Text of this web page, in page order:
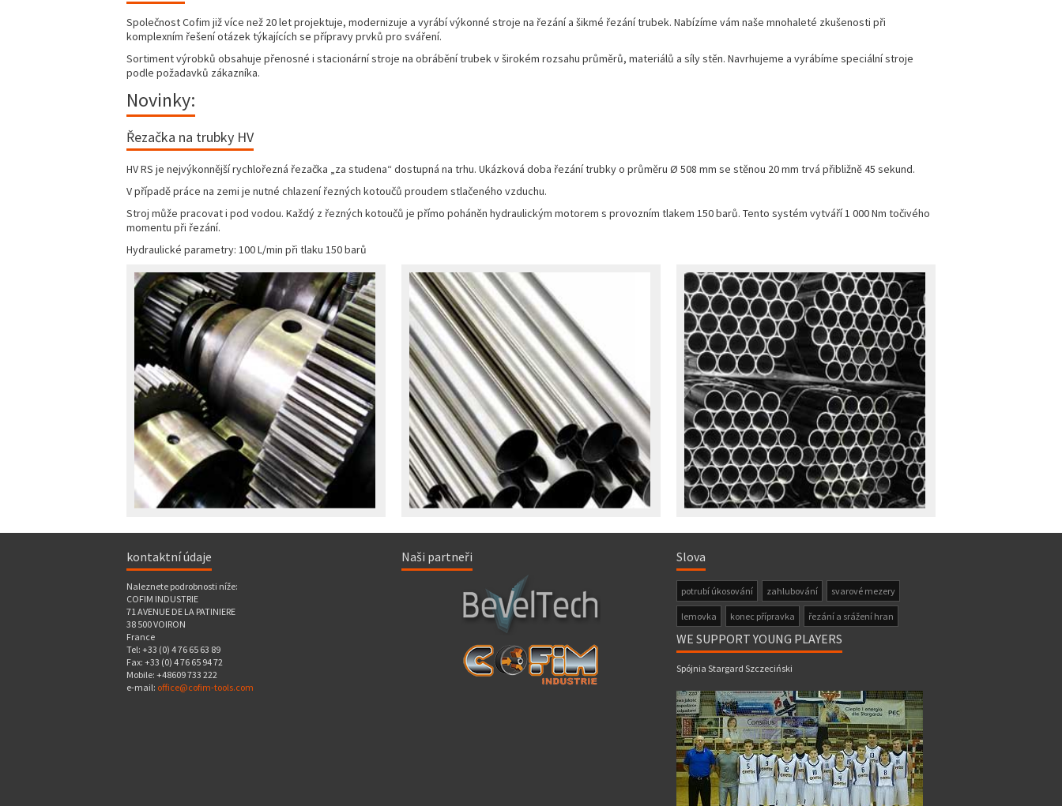
Společnost Cofim již více než 20 let projektuje, modernizuje a vyrábí výkonné stroje na řezání a šikmé řezání trubek. Nabízíme vám naše mnohaleté zkušenosti při
komplexním řešení otázek týkajících se přípravy prvků pro sváření.
Sortiment výrobků obsahuje přenosné i stacionární stroje na obrábění trubek v širokém rozsahu průměrů, materiálů a síly stěn. Navrhujeme a vyrábíme speciální stroje
podle požadavků zákazníka.
Novinky:
Řezačka na trubky HV
HV RS je nejvýkonnější rychlořezná řezačka „za studena“ dostupná na trhu. Ukázková doba řezání trubky o průměru Ø 508 mm se stěnou 20 mm trvá přibližně 45 sekund.
V případě práce na zemi je nutné chlazení řezných kotoučů proudem stlačeného vzduchu.
Stroj může pracovat i pod vodou. Každý z řezných kotoučů je přímo poháněn hydraulickým motorem s provozním tlakem 150 barů. Tento systém vytváří 1 000 Nm točivého
momentu při řezání.
Hydraulické parametry: 100 L/min při tlaku 150 barů
kontaktní údaje
Naleznete podrobnosti níže:
COFIM INDUSTRIE
71 AVENUE DE LA PATINIERE
38 500 VOIRON
France
Tel: +33 (0) 4 76 65 63 89
Fax: +33 (0) 4 76 65 94 72
Mobile: +48609 733 222
e-mail: office@cofim-tools.com
Naši partneři Slova
potrubí úkosování zahlubování svarové mezery
lemovka konec přípravka řezání a srážení hran
WE SUPPORT YOUNG PLAYERS
Spójnia Stargard Szczeciński